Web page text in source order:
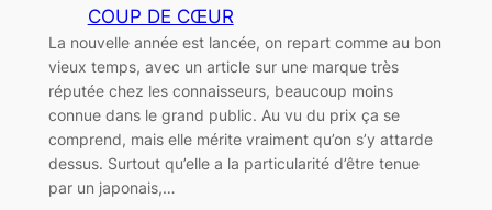
COUP DE CŒUR
La nouvelle année est lancée, on repart comme au bon
vieux temps, avec un article sur une marque très
réputée chez les connaisseurs, beaucoup moins
connue dans le grand public. Au vu du prix ça se
comprend, mais elle mérite vraiment qu’on s’y attarde
dessus. Surtout qu’elle a la particularité d’être tenue
par un japonais,…